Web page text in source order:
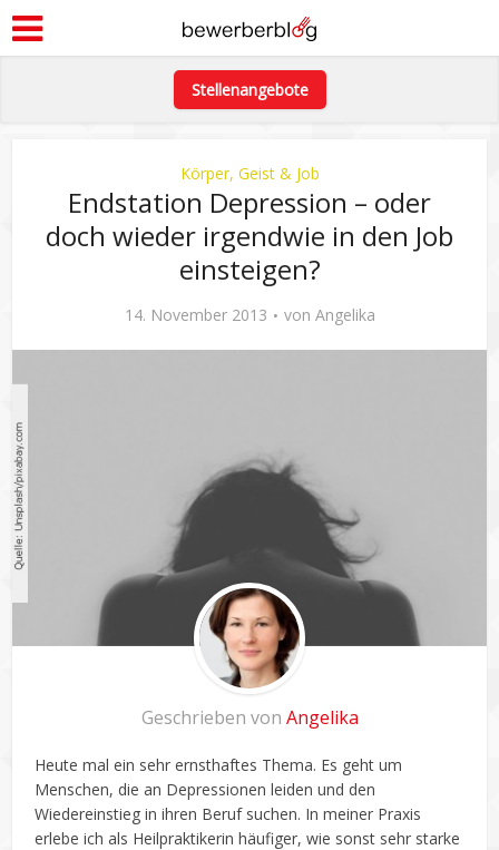
Stellenangebote
Körper, Geist & Job
Endstation Depression – oder
doch wieder irgendwie in den Job
einsteigen?
14. November 2013 von Angelika
Geschrieben von Angelika
Heute mal ein sehr ernsthaftes Thema. Es geht um
Menschen, die an Depressionen leiden und den
Wiedereinstieg in ihren Beruf suchen. In meiner Praxis
erlebe ich als Heilpraktikerin häufiger, wie sonst sehr starke